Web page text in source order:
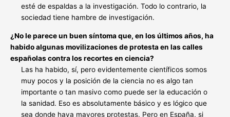
esté de espaldas a la investigación. Todo lo contrario, la
sociedad tiene hambre de investigación.
¿No le parece un buen síntoma que, en los últimos años, ha
habido algunas movilizaciones de protesta en las calles
españolas contra los recortes en ciencia?
Las ha habido, sí, pero evidentemente científicos somos
muy pocos y la posición de la ciencia no es algo tan
importante o tan masivo como puede ser la educación o
la sanidad. Eso es absolutamente básico y es lógico que
sea donde haya mayores protestas. Pero en España, si